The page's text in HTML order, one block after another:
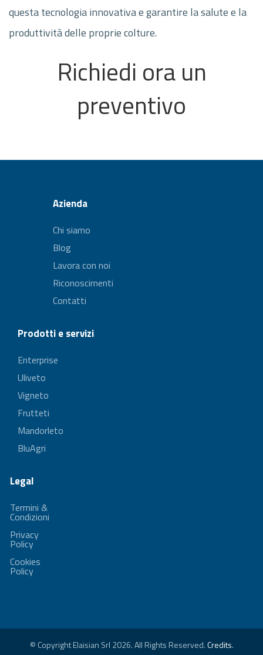
questa tecnologia innovativa e garantire la salute e la
produttività delle proprie colture.
Richiedi ora un
preventivo
Azienda
Chi siamo
Blog
Lavora con noi
Riconoscimenti
Contatti
Prodotti e servizi
Enterprise
Uliveto
Vigneto
Frutteti
Mandorleto
BluAgri
Legal
Termini &
Condizioni
Privacy
Policy
Cookies
Policy
© Copyright Elaisian Srl 2026. All Rights Reserved.Credits.